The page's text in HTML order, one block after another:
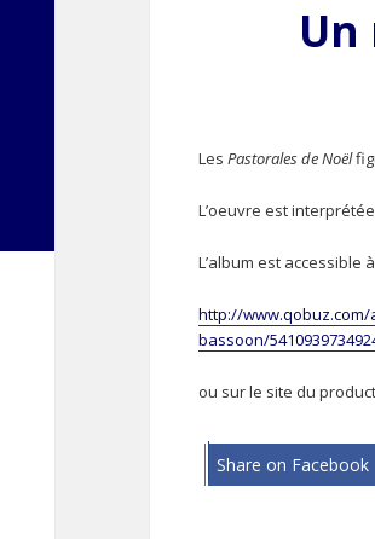
Les Pastorales de Noël
L’oeuvre est
L’album est accessible
http://
bassoon/
ou sur le site du
Share on Facebook